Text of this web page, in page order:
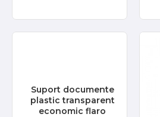
Suport documente
plastic transparent
economic flaro